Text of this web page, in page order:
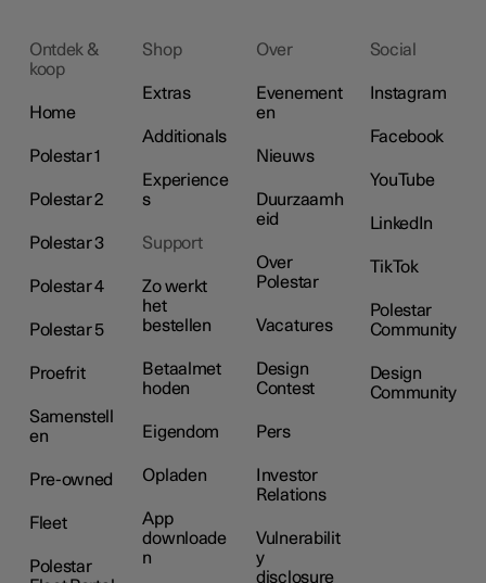
Ontdek &
koop
Home
Polestar 1
Polestar 2
Polestar 3
Polestar 4
Polestar 5
Proefrit
Samenstell
en
Pre-owned
Fleet
Polestar
Shop
Extras
Additionals
Experience
s
Support
Zo werkt
het
bestellen
Betaalmet
hoden
Eigendom
Opladen
App
downloade
n
Over
Evenement
en
Nieuws
Duurzaamh
eid
Over
Polestar
Vacatures
Design
Contest
Pers
Investor
Relations
Vulnerabilit
y
disclosure
Social
Instagram
Facebook
YouTube
LinkedIn
TikTok
Polestar
Community
Design
Community